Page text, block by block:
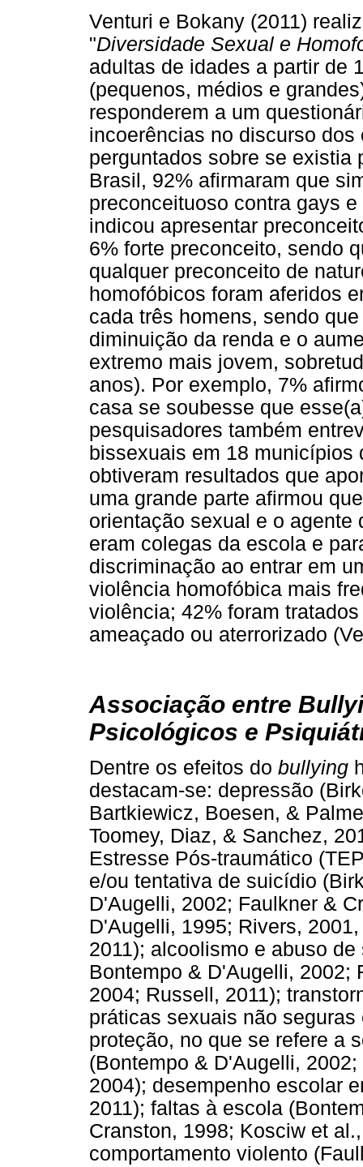
Venturi e Bokany (2011)
"Diversidade Sexual e
adultas de idades a partir de
(pequenos, médios e
responderem a um
incoerências no discurso
perguntados sobre se existia
Brasil, 92% afirmaram que
preconceituoso contra gays
indicou apresentar
6% forte preconceito, sendo
qualquer preconceito de
homofóbicos foram aferidos
cada três homens, sendo
diminuição da renda e o
extremo mais jovem,
anos). Por exemplo, 7%
casa se soubesse que
pesquisadores também
bissexuais em 18 municípios
obtiveram resultados que
uma grande parte afirmou
orientação sexual e o
eram colegas da escola e
discriminação ao entrar em
violência homofóbica mais
violência; 42% foram
ameaçado ou aterrorizado
Associação entre
Psicológicos e
Dentre os efeitos do bullying
destacam-se: depressão
Bartkiewicz, Boesen, &
Toomey, Diaz, & Sanchez,
Estresse Pós-traumático
e/ou tentativa de suicídio
D'Augelli, 2002; Faulkner &
D'Augelli, 1995; Rivers,
2011); alcoolismo e abuso
Bontempo & D'Augelli, 2002;
2004; Russell, 2011);
práticas sexuais não
proteção, no que se refere a
(Bontempo & D'Augelli,
2004); desempenho escolar
2011); faltas à escola
Cranston, 1998; Kosciw et
comportamento violento